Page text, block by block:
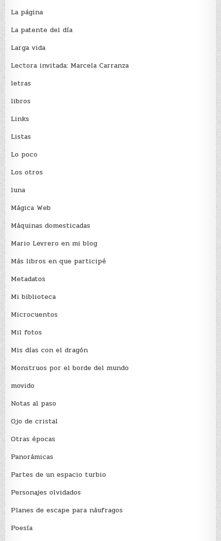
La página
La patente del día
Larga vida
Lectora invitada: Marcela Carranza
letras
libros
Links
Listas
Lo poco
Los otros
luna
Mágica Web
Máquinas domesticadas
Mario Levrero en mi blog
Más libros en que participé
Metadatos
Mi biblioteca
Microcuentos
Mil fotos
Mis días con el dragón
Monstruos por el borde del mundo
movido
Notas al paso
Ojo de cristal
Otras épocas
Panorámicas
Partes de un espacio turbio
Personajes olvidados
Planes de escape para náufragos
Poesía